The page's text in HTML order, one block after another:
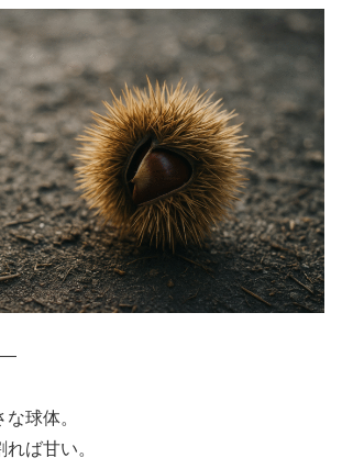
―
球体。
ば甘い。